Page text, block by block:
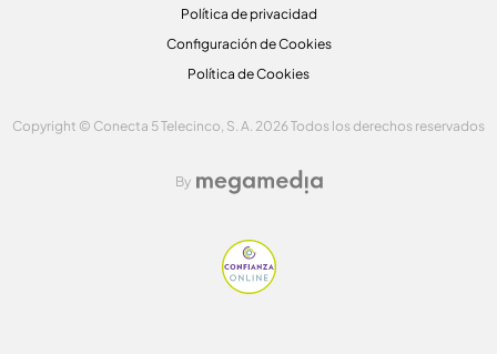
Política de privacidad
Configuración de Cookies
Política de Cookies
Copyright © Conecta 5 Telecinco, S. A. 2026 Todos los derechos reservados
By